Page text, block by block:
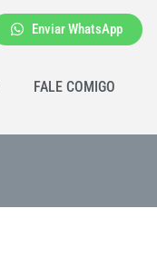
Enviar WhatsApp
FALE COMIGO